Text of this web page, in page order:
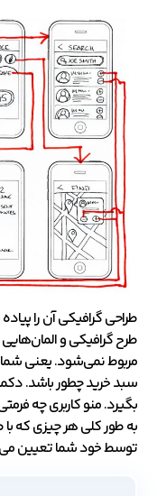
طراحی گرافیکی آن را
طرح گرافیکی و
مربوط نمی‌شود. یعنی شما
سبد خرید چطور باشد.
بگیرد. منو کاربری چه
به طور کلی هر چیزی که با
توسط خود شما تعیین